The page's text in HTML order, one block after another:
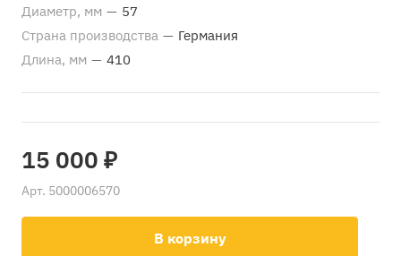
Диаметр, мм — 57
Страна производства — Германия
Длина, мм — 410
15 000 ₽
Арт. 5000006570
В корзину